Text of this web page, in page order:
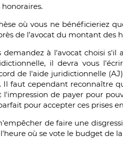
où vous ne bénéficieriez
de l’avocat du montant des
demandez à l'avocat choisi
il devra vous
de l'aide juridictionnelle
Il faut cependant reconnaître
l'impression de payer pour
pour accepter ces prises
de faire une
où se vote le budget de